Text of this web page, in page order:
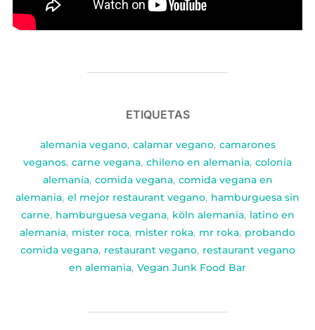
ETIQUETAS
alemania vegano, calamar vegano, camarones
veganos, carne vegana, chileno en alemania, colonia
alemania, comida vegana, comida vegana en
alemania, el mejor restaurant vegano, hamburguesa sin
carne, hamburguesa vegana, köln alemania, latino en
alemania, mister roca, mister roka, mr roka, probando
comida vegana, restaurant vegano, restaurant vegano
en alemania, Vegan Junk Food Bar